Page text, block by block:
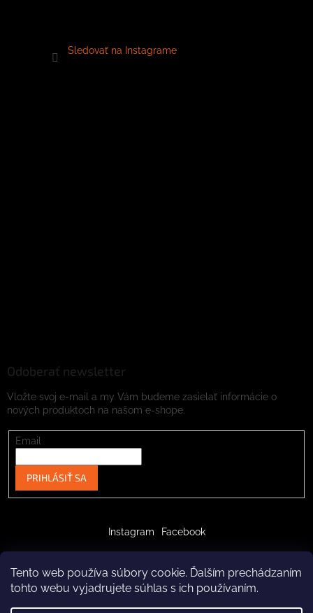
Tento web používa súbory cookie. Ďalším prechádzaním
tohto webu vyjadrujete súhlas s ich používaním.
Sledovať na Instagrame
Odoberať newsletter
Vložte svoj e-mail a my Vám budeme zasielať informácie o
nových produktoch na našom e-shope.
Email
PRIHLÁSIŤ SA
Instagram Facebook